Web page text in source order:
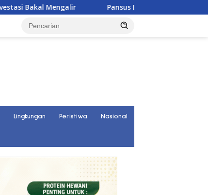
Pansus DPRD Sulteng Janji Kawal Tuntas Konflik
Lingkungan Peristiwa Nasional